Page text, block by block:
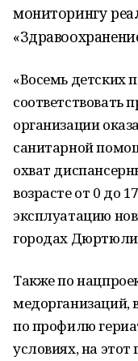
мониторингу
«Восемь детских
соответствовать
организации
санитарной
охват
возрасте от 0 до
эксплуатацию
городах Дюртюли
Также по
медорганизаций,
по профилю
условиях, на